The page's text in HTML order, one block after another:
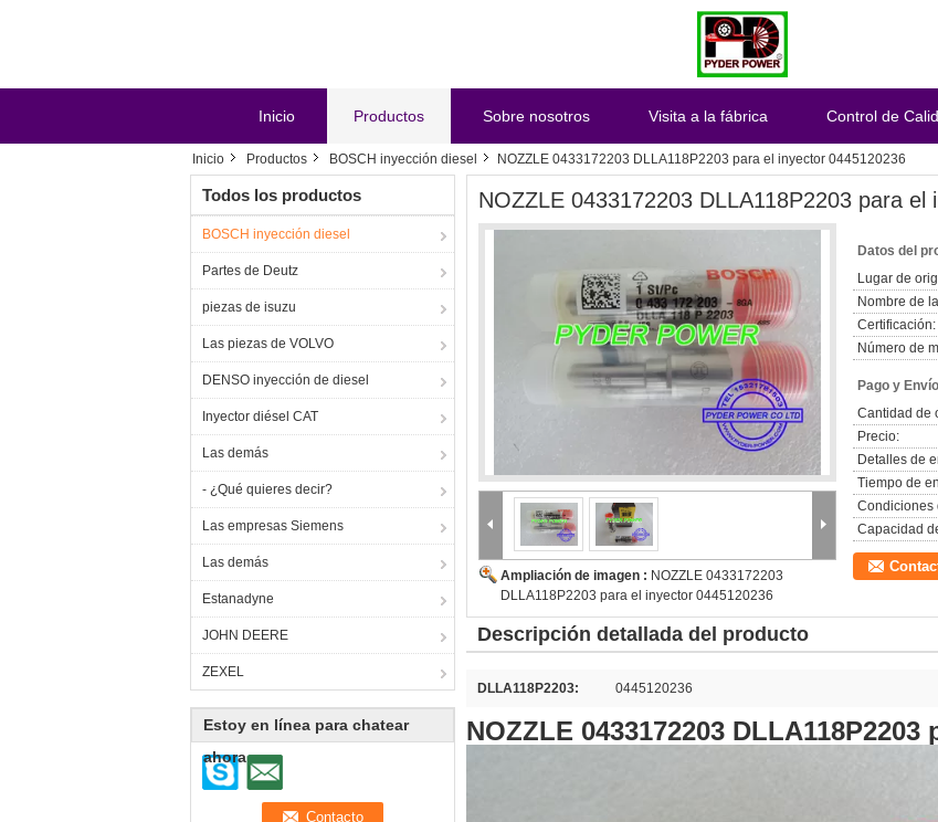
Inicio Productos Sobre nosotros Visita a la fábrica Control de
Inicio Productos BOSCH inyección diesel NOZZLE 0433172203 DLLA118P2203 para el inyector 0445120236
Todos los productos
BOSCH inyección diesel
Partes de Deutz
piezas de isuzu
Las piezas de VOLVO
DENSO inyección de diesel
Inyector diésel CAT
Las demás
- ¿Qué quieres decir?
Las empresas Siemens
Las demás
Estanadyne
JOHN DEERE
ZEXEL
Estoy en línea para chatear
ahora
NOZZLE 0433172203 DLLA118P2203 para el
Ampliación de imagen : NOZZLE 0433172203
DLLA118P2203 para el inyector 0445120236
Datos del
Lugar de
Nombre de
Certificación:
Número de
Pago y
Cantidad de
Precio:
Detalles de
Tiempo de
Condiciones
Capacidad
Descripción detallada del producto
DLLA118P2203: 0445120236
NOZZLE 0433172203